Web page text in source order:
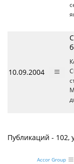
10.09.2004
Публикаций - 102,
Accor Group